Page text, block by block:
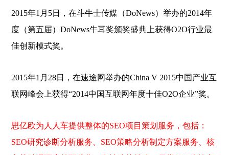
2015年1月5日，在斗牛士传媒（DoNews）举办的2014年
度（第五届）DoNews牛耳奖颁奖盛典上获得O2O行业最
佳创新模式奖。
2015年1月28日，在速途网举办的China V 2015中国产业互
联网峰会上获得“2014中国互联网年度十佳O2O企业”奖。
思亿欧为人人车提供整体的SEO项目策划服务，包括：
SEO研究诊断分析服务、SEO策略分析制定方案服务、核